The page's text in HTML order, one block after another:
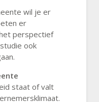
wil je er
er
perspectief
ook
staat of valt